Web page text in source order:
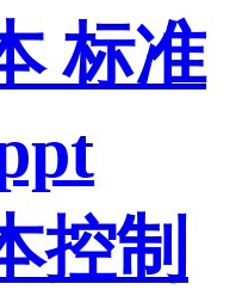
标准
控制